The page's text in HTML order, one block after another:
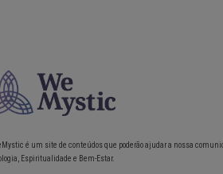
é um site de conteúdos que poderão ajudar a nossa
Espiritualidade e Bem-Estar.